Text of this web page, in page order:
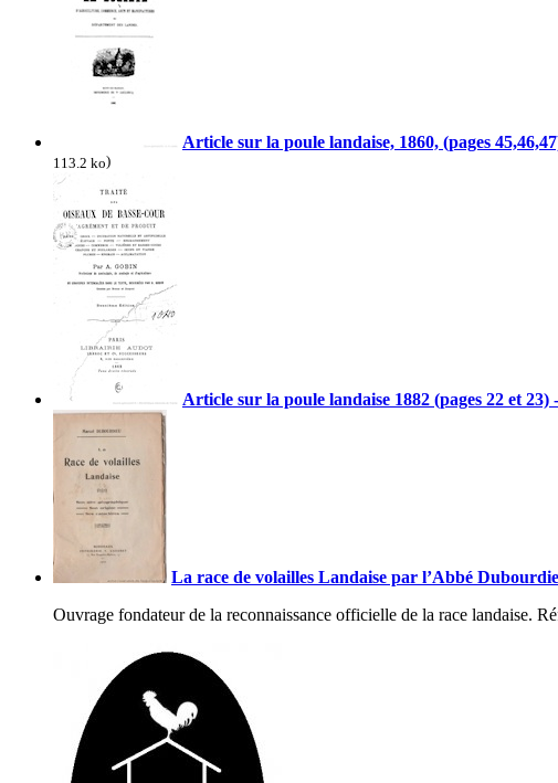
Article sur la poule landaise, 1860, (pages
113.2 ko)
Article sur la poule landaise 1882 (pages 22 et
La race de volailles Landaise par l’Abbé
Ouvrage fondateur de la reconnaissance officielle de la race landaise.